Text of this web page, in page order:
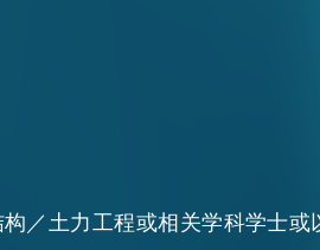
／土力工程或相关学科学士或